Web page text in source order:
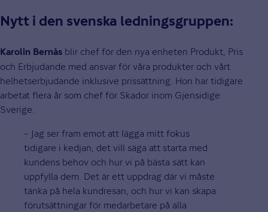
Nytt i den svenska ledningsgruppen:
Karolin Bernås blir chef för den nya enheten Produkt, Pris
och Erbjudande med ansvar för våra produkter och vårt
helhetserbjudande inklusive prissättning. Hon har tidigare
arbetat flera år som chef för Skador inom Gjensidige
Sverige.
– Jag ser fram emot att lägga mitt fokus
tidigare i kedjan, det vill säga att starta med
kundens behov och hur vi på bästa sätt kan
uppfylla dem. Det är ett uppdrag där vi måste
tänka på hela kundresan, och hur vi kan skapa
förutsättningar för medarbetare på alla